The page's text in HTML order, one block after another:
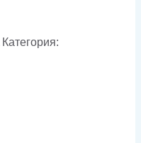
Категория: